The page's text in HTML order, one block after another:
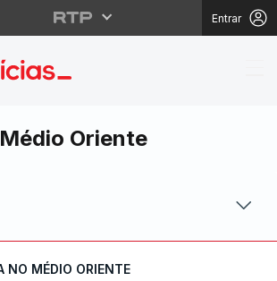
Entrar
em
Oriente
NO MÉDIO ORIENTE